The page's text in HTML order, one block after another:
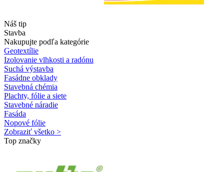
Náš tip
Stavba
Nakupujte podľa kategórie
Geotextílie
Izolovanie vlhkosti a radónu
Suchá výstavba
Fasádne obklady
Stavebná chémia
Plachty, fólie a siete
Stavebné náradie
Fasáda
Nopové fólie
Zobraziť všetko >
Top značky